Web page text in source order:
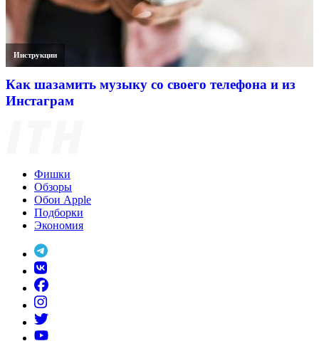
Инструкции
Как шазамить музыку со своего телефона и из
Инстаграм
Фишки
Обзоры
Обои Apple
Подборки
Экономия